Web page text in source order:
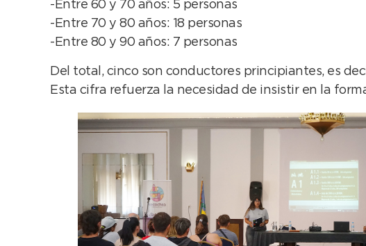
-Entre 60 y 70 años: 5 personas
-Entre 70 y 80 años: 18 personas
-Entre 80 y 90 años: 7 personas
Del total, cinco son conductores principiantes, es
Esta cifra refuerza la necesidad de insistir en la